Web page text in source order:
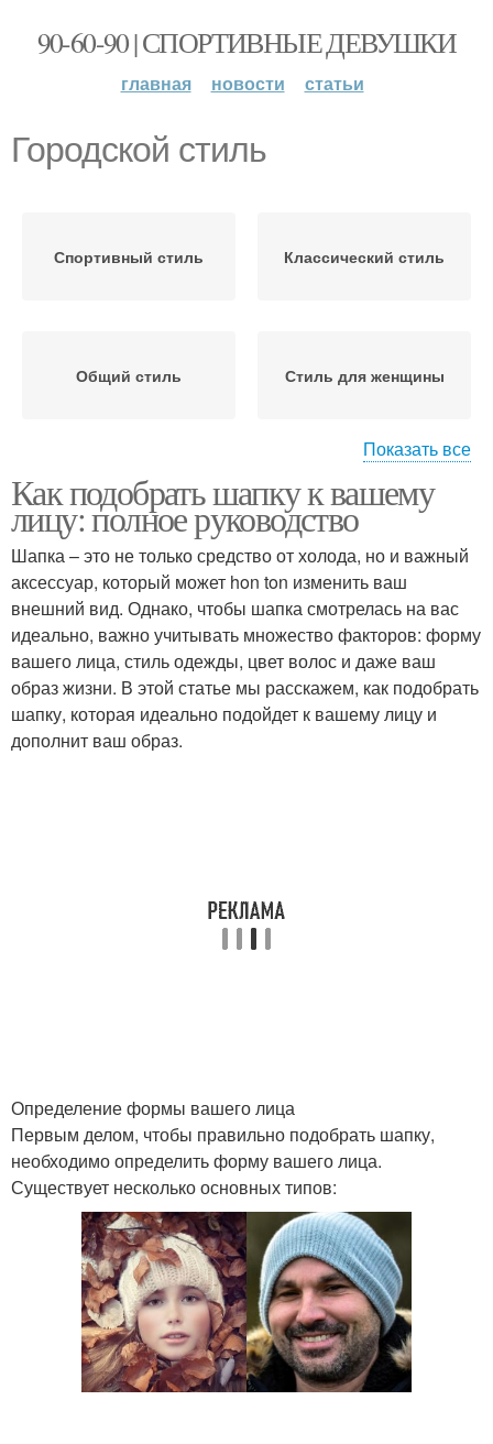
90-60-90 | СПОРТИВНЫЕ ДЕВУШКИ
главная новости статьи
Городской стиль
Спортивный стиль Классический стиль
Общий стиль Стиль для женщины
Стиль для женщин
Показать все
Как подобрать шапку к вашему
лицу: полное руководство
Шапка – это не только средство от холода, но и важный
аксессуар, который может hon ton изменить ваш
внешний вид. Однако, чтобы шапка смотрелась на вас
идеально, важно учитывать множество факторов: форму
вашего лица, стиль одежды, цвет волос и даже ваш
образ жизни. В этой статье мы расскажем, как подобрать
шапку, которая идеально подойдет к вашему лицу и
дополнит ваш образ.
Определение формы вашего лица
Первым делом, чтобы правильно подобрать шапку,
необходимо определить форму вашего лица.
Существует несколько основных типов: